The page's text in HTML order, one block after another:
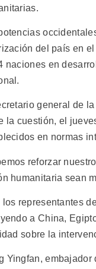
del país en
naciones en
general de
la cuestión, el
en normas
reforzar
humanitaria sean
los representantes
a China,
sobre la
Yingfan,